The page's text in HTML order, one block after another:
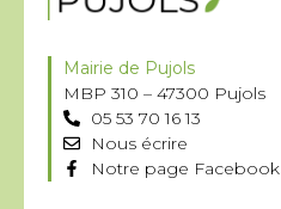
Mairie de Pujols
MBP 310 – 47300 Pujols
05 53 70 16 13
Nous écrire
Notre page Facebook